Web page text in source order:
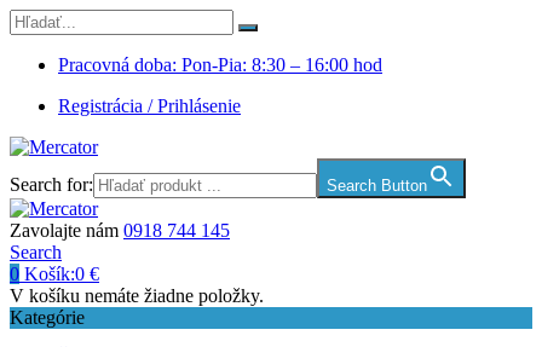
Pracovná doba: Pon-Pia: 8:30 – 16:00 hod
Registrácia / Prihlásenie
Search for: Search Button
Zavolajte nám 0918 744 145
Search
0 Košík:0 €
V košíku nemáte žiadne položky.
Kategórie